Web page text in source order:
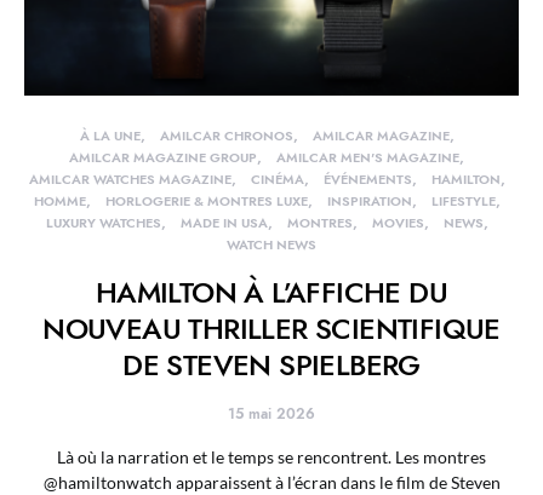
À LA UNE AMILCAR CHRONOS
AMILCAR MAGAZINE
AMILCAR MAGAZINE GROUP
AMILCAR MEN'S MAGAZINE
AMILCAR WATCHES MAGAZINE
CINÉMA ÉVÉNEMENTS
HAMILTON
HOMME
HORLOGERIE & MONTRES LUXE INSPIRATION
LIFESTYLE
LUXURY WATCHES
MADE IN USA MONTRES MOVIES
NEWS
WATCH NEWS
HAMILTON À L’AFFICHE DU
NOUVEAU THRILLER SCIENTIFIQUE
DE STEVEN SPIELBERG
15 mai 2026
Là où la narration et le temps se rencontrent. Les montres
@hamiltonwatch apparaissent à l’écran dans le film de Steven